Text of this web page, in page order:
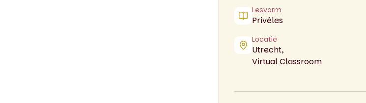
Lesvorm
Privéles
Locatie
Utrecht,
Virtual Classroom